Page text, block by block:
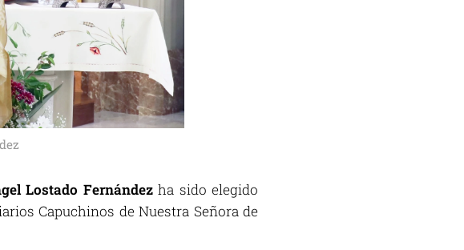
Lostado Fernándezha sido elegido
Capuchinos de Nuestra Señora de